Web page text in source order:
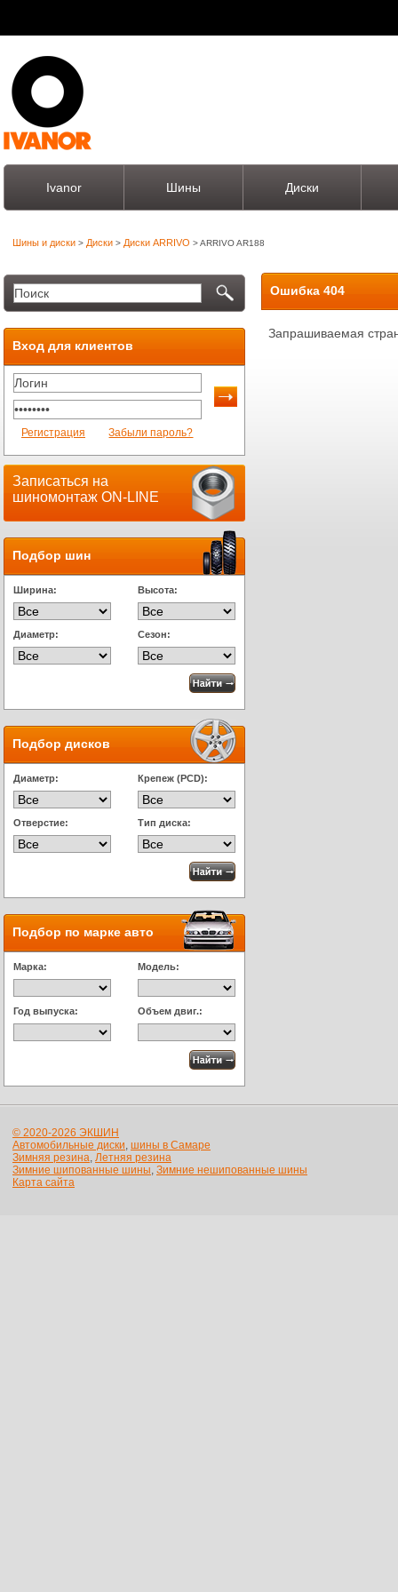
Ivanor Шины Диски
Шины и диски > Диски > Диски ARRIVO > ARRIVO AR188
Вход для клиентов
Регистрация Забыли пароль?
Записаться на
шиномонтаж ON-LINE
Подбор шин
Ширина: Высота:
Диаметр: Сезон:
Подбор дисков
Диаметр: Крепеж (PCD):
Отверстие: Тип диска:
Подбор по марке авто
Марка: Модель:
Год выпуска: Объем двиг.:
Ошибка 404
Запрашиваемая
© 2020-2026 ЭКШИН
Автомобильные диски, шины в Самаре
Зимняя резина, Летняя резина
Зимние шипованные шины, Зимние нешипованные шины
Карта сайта